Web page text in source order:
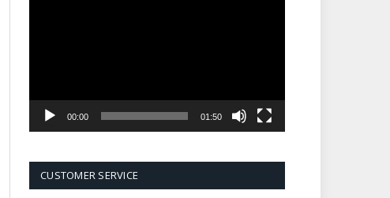
00:00 01:50
CUSTOMER SERVICE